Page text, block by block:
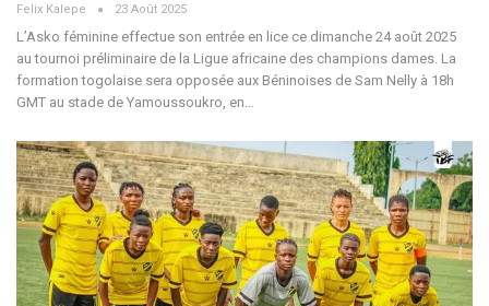
Felix Kalepe 23 Août 2025
L’Asko féminine effectue son entrée en lice ce dimanche 24 août 2025
au tournoi préliminaire de la Ligue africaine des champions dames. La
formation togolaise sera opposée aux Béninoises de Sam Nelly à 18h
GMT au stade de Yamoussoukro, en…